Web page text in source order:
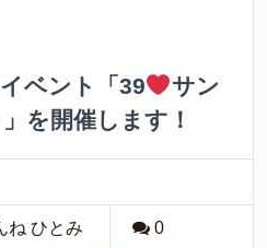
ベント「39
サン
を開催します！
ひとみ 0